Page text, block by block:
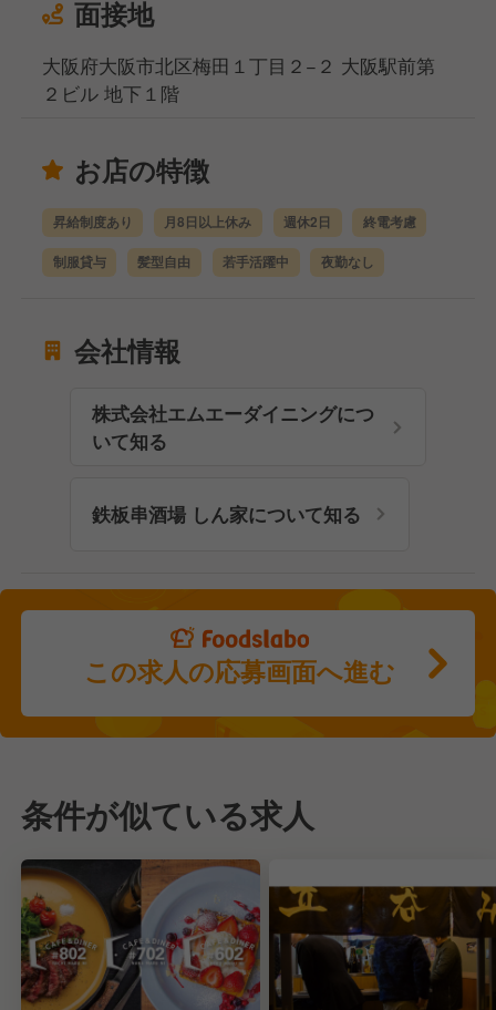
面接地
大阪府大阪市北区梅田１丁目２−２ 大阪駅前第
２ビル 地下１階
お店の特徴
昇給制度あり 月8日以上休み 週休2日 終電考慮
制服貸与 髪型自由 若手活躍中 夜勤なし
会社情報
株式会社エムエーダイニングにつ
いて知る
鉄板串酒場 しん家について知る
この求人の応募画面へ進む
条件が似ている求人